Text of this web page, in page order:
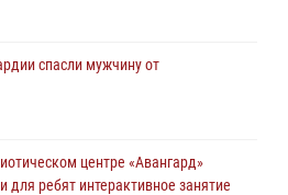
несовершеннолетнего
Северо-Западного округа
спасли мужчину от
центре «Авангард»
для ребят интерактивное занятие